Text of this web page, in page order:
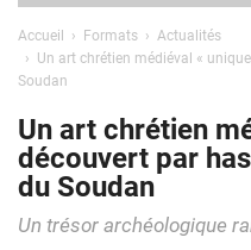
Accueil Formats
Actualités
Un art chrétien médiéval «
Soudan
Un art chrétien
découvert par
du Soudan
Un trésor archéologique